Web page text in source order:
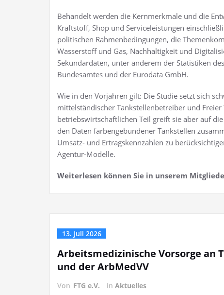
Behandelt werden die Kernmerkmale und die
Kraftstoff, Shop und Serviceleistungen
politischen Rahmenbedingungen, die
Wasserstoff und Gas, Nachhaltigkeit und
Sekundärdaten, unter anderem der Statistiken
Bundesamtes und der Eurodata GmbH.
Wie in den Vorjahren gilt: Die Studie setzt sich
mittelständischer Tankstellenbetreiber und
betriebswirtschaftlichen Teil greift sie aber auf
den Daten farbengebundener Tankstellen
Umsatz- und Ertragskennzahlen zu
Agentur-Modelle.
Weiterlesen können Sie in unserem
13. Juli 2026
Arbeitsmedizinische Vorsorge an
und der ArbMedVV
Von FTG e.V. in Aktuelles